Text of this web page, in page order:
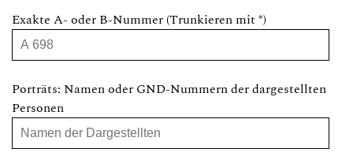
Exakte A- oder B-Nummer (Trunkieren mit *)
Porträts: Namen oder GND-Nummern der dargestellten
Personen